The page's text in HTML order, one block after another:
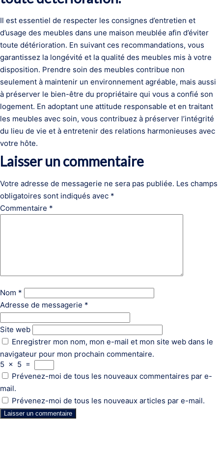
Il est essentiel de respecter les consignes d’entretien et
d’usage des meubles dans une maison meublée afin d’éviter
toute détérioration. En suivant ces recommandations, vous
garantissez la longévité et la qualité des meubles mis à votre
disposition. Prendre soin des meubles contribue non
seulement à maintenir un environnement agréable, mais aussi
à préserver le bien-être du propriétaire qui vous a confié son
logement. En adoptant une attitude responsable et en traitant
les meubles avec soin, vous contribuez à préserver l’intégrité
du lieu de vie et à entretenir des relations harmonieuses avec
votre hôte.
Laisser un commentaire
Votre adresse de messagerie ne sera pas publiée. Les champs
obligatoires sont indiqués avec *
Commentaire *
Nom *
Adresse de messagerie *
Site web
Enregistrer mon nom, mon e-mail et mon site web dans le
navigateur pour mon prochain commentaire.
5 × 5 =
Prévenez-moi de tous les nouveaux commentaires par e-
mail.
Prévenez-moi de tous les nouveaux articles par e-mail.